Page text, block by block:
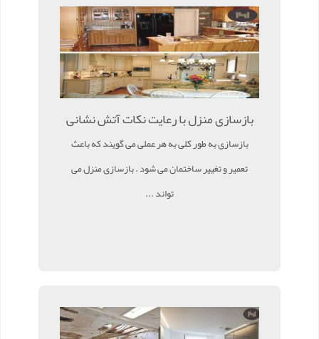
بازسازی منزل با رعایت نکات آتش نشانی
بازسازی به طور کلی به هر عملی می گویند که باعث
تعمیر و تغییر ساختمان می شود . بازسازی منزل می
تواند ...